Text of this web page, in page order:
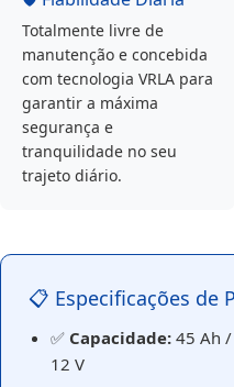
Totalmente livre de
manutenção e concebida
com tecnologia VRLA para
garantir a máxima
segurança e
tranquilidade no seu
trajeto diário.
📋 Especificações de
✅ Capacidade: 45 Ah /
12 V